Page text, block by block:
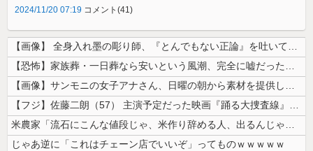
2024/11/20 07:19 コメント(41)
【画像】 全身入れ墨の彫り師、『とんでもない正論』を吐いて30万再生さ...
【恐怖】家族葬・一日葬なら安いという風潮、完全に嘘だった・・・・
【画像】サンモニの女子アナさん、日曜の朝から素材を提供してしまう
【フジ】佐藤二朗（57） 主演予定だった映画『踊る大捜査線』スピンオフ...
米農家「流石にこんな値段じゃ、米作り辞める人、出るんじゃないかなあ？？...
じゃあ逆に「これはチェーン店でいいぞ」ってものｗｗｗｗｗ